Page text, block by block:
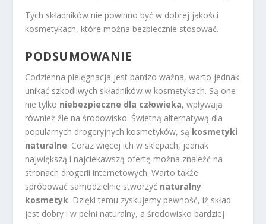
Tych składników nie powinno być w dobrej jakości
kosmetykach, które można bezpiecznie stosować.
PODSUMOWANIE
Codzienna pielęgnacja jest bardzo ważna, warto jednak
unikać szkodliwych składników w kosmetykach. Są one
nie tylko niebezpieczne dla człowieka, wpływają
również źle na środowisko. Świetną alternatywą dla
popularnych drogeryjnych kosmetyków, są kosmetyki
naturalne. Coraz więcej ich w sklepach, jednak
największą i najciekawszą ofertę można znaleźć na
stronach drogerii internetowych. Warto także
spróbować samodzielnie stworzyć naturalny
kosmetyk. Dzięki temu zyskujemy pewność, iż skład
jest dobry i w pełni naturalny, a środowisko bardziej